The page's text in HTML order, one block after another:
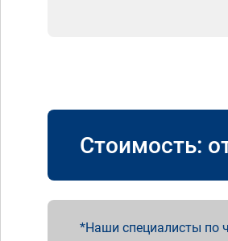
Стоимость:
Наши специалисты по